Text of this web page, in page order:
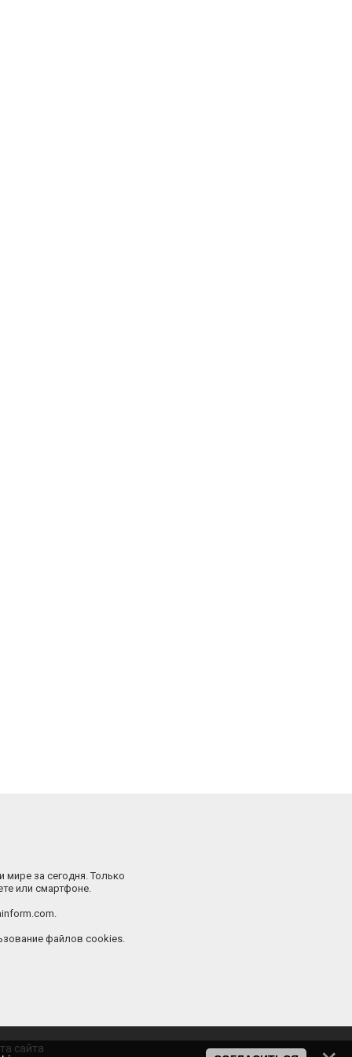
мире за сегодня. Только
или смартфоне.
файлов cookies.
сайта